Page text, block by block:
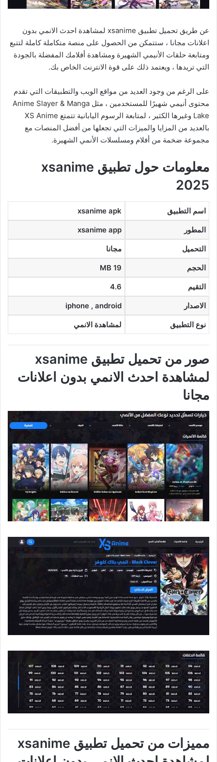
عن طريق تحميل تطبيق xsanime لمشاهدة احدث الانمي بدون
اعلانات مجانا ، ستتمكن من الحصول على منصة متكاملة كاملة لتتبع
ومتابعة حلقات الأنيمي الشهيرة ومشاهدة أفلامك المفضلة بالجودة
التي تريدها ، ويعتمد ذلك على قوة الانترنت الخاص بك.
على الرغم من وجود العديد من مواقع الويب والتطبيقات التي تقدم
محتوى أنيمي شهيرًا للمستخدمين ، مثل Anime Slayer & Manga
Lake وغيرها الكثير ، لمتابعة الرسوم اليابانية تتمتع XS Anime
بالعديد من المزايا والميزات التي تجعلها من أفضل المنصات مع
مجموعة ضخمة من أفلام ومسلسلات الأنمي الشهيرة.
معلومات حول تطبيق xsanime
2025
اسم التطبيق xsanime apk
المطور xsanime app
التحميل مجانا
الحجم 19 MB
التقيم 4.6
الاصدار iphone , android
نوع التطبيق لمشاهدة الانمي
صور من تحميل تطبيق xsanime
لمشاهدة احدث الانمي بدون اعلانات
مجانا
مميزات من تحميل تطبيق xsanime